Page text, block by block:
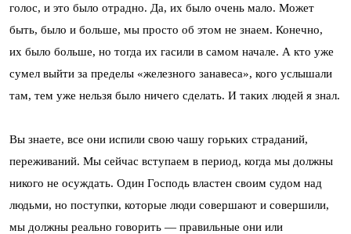
голос, и это было отрадно. Да, их было очень мало. Может
быть, было и больше, мы просто об этом не знаем. Конечно,
их было больше, но тогда их гасили в самом начале. А кто уже
сумел выйти за пределы «железного занавеса», кого услышали
там, тем уже нельзя было ничего сделать. И таких людей я знал.
Вы знаете, все они испили свою чашу горьких страданий,
переживаний. Мы сейчас вступаем в период, когда мы должны
никого не осуждать. Один Господь властен своим судом над
людьми, но поступки, которые люди совершают и совершили,
мы должны реально говорить — правильные они или